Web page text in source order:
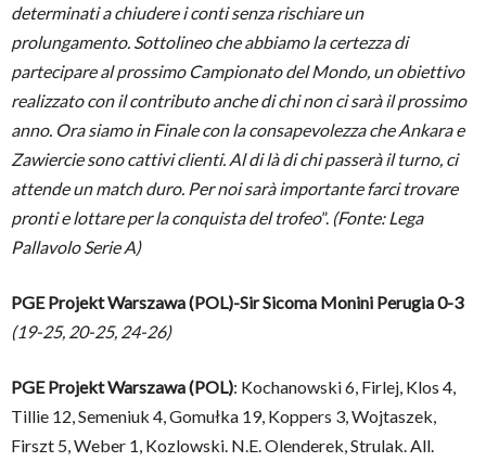
determinati a chiudere i conti senza rischiare un
prolungamento. Sottolineo che abbiamo la certezza di
partecipare al prossimo Campionato del Mondo, un obiettivo
realizzato con il contributo anche di chi non ci sarà il prossimo
anno. Ora siamo in Finale con la consapevolezza che Ankara e
Zawiercie sono cattivi clienti. Al di là di chi passerà il turno, ci
attende un match duro. Per noi sarà importante farci trovare
pronti e lottare per la conquista del trofeo”. (Fonte: Lega
Pallavolo Serie A)
PGE Projekt Warszawa (POL)-Sir Sicoma Monini Perugia 0-3
(19-25, 20-25, 24-26)
PGE Projekt Warszawa (POL): Kochanowski 6, Firlej, Klos 4,
Tillie 12, Semeniuk 4, Gomułka 19, Koppers 3, Wojtaszek,
Firszt 5, Weber 1, Kozlowski. N.E. Olenderek, Strulak. All.